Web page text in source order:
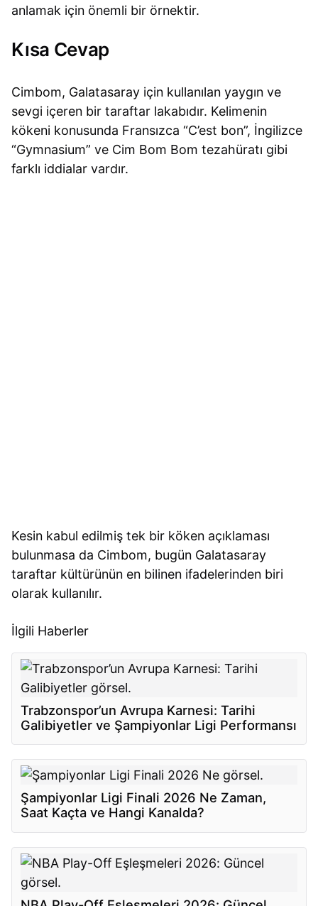
anlamak için önemli bir örnektir.
Kısa Cevap
Cimbom, Galatasaray için kullanılan yaygın ve
sevgi içeren bir taraftar lakabıdır. Kelimenin
kökeni konusunda Fransızca “C’est bon”, İngilizce
“Gymnasium” ve Cim Bom Bom tezahüratı gibi
farklı iddialar vardır.
Kesin kabul edilmiş tek bir köken açıklaması
bulunmasa da Cimbom, bugün Galatasaray
taraftar kültürünün en bilinen ifadelerinden biri
olarak kullanılır.
İlgili Haberler
Trabzonspor’un Avrupa Karnesi: Tarihi
Galibiyetler ve Şampiyonlar Ligi Performansı
Şampiyonlar Ligi Finali 2026 Ne Zaman,
Saat Kaçta ve Hangi Kanalda?